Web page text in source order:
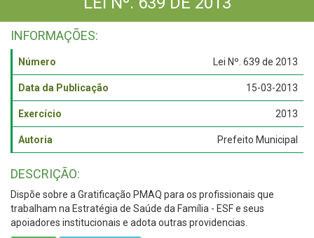
INFORMAÇÕES:
Número Lei Nº. 639 de 2013
Data da Publicação 15-03-2013
Exercício 2013
Autoria Prefeito Municipal
DESCRIÇÃO:
Dispõe sobre a Gratificação PMAQ para os profissionais que
trabalham na Estratégia de Saúde da Família - ESF e seus
apoiadores institucionais e adota outras providencias.